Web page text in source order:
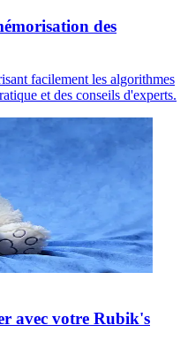
des
facilement les algorithmes
et des conseils d'experts.
avec votre Rubik's